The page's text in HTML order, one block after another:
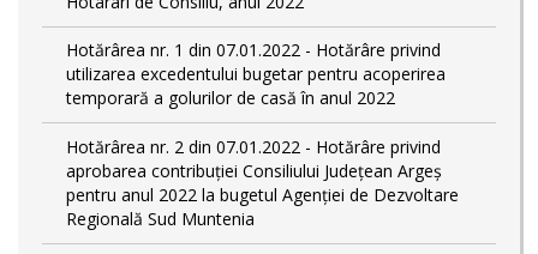
Hotărârea nr. 1 din 07.01.2022 - Hotărâre privind
utilizarea excedentului bugetar pentru acoperirea
temporară a golurilor de casă în anul 2022
Hotărârea nr. 2 din 07.01.2022 - Hotărâre privind
aprobarea contribuției Consiliului Județean Argeș
pentru anul 2022 la bugetul Agenției de Dezvoltare
Regională Sud Muntenia